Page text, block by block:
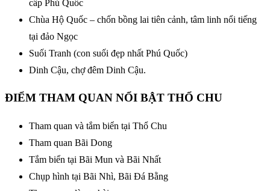
cấp Phú Quốc
Chùa Hộ Quốc – chốn bồng lai tiên cảnh, tâm linh nổi tiếng
tại đảo Ngọc
Suối Tranh (con suối đẹp nhất Phú Quốc)
Dinh Cậu, chợ đêm Dinh Cậu.
ĐIỂM THAM QUAN NỔI BẬT THỔ CHU
Tham quan và tắm biển tại Thổ Chu
Tham quan Bãi Dong
Tắm biển tại Bãi Mun và Bãi Nhất
Chụp hình tại Bãi Nhì, Bãi Đá Bằng